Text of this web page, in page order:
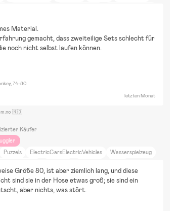
Material.
gemacht, dass zweiteilige Sets schlecht für
noch nicht selbst laufen können.
74-80
letzten Monat
🇳🇴
Käufer
Puzzels ElectricCarsElectricVehicles
Wasserspielzeug
Wohne in der Stadt Schönheit und Mode
Essen und Trinken DIY-Projekte
Größe 80, ist aber ziemlich lang, und diese
sind sie in der Hose etwas groß; sie sind ein
aber nichts, was stört.